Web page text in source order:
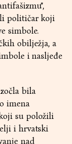
političar koji
simbole.
obilježja, a
i nasljeđe
bila
imena
su položili
i hrvatski
nad